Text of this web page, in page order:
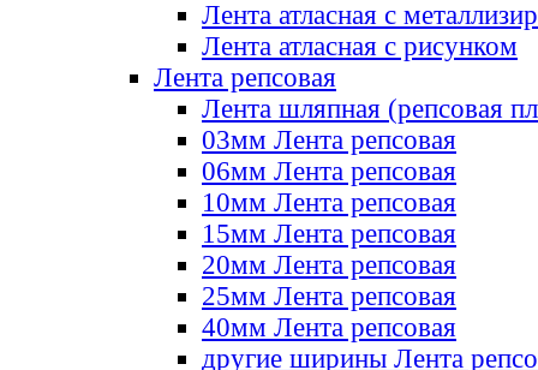
Лента атласная с
Лента атласная с рисунком
Лента репсовая
Лента шляпная (репсовая
03мм Лента репсовая
06мм Лента репсовая
10мм Лента репсовая
15мм Лента репсовая
20мм Лента репсовая
25мм Лента репсовая
40мм Лента репсовая
другие ширины Лента